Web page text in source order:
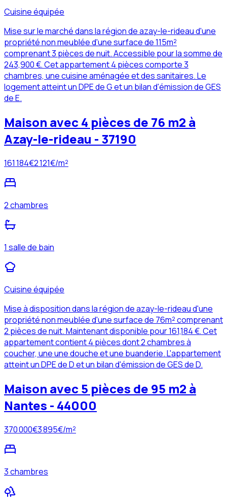
Cuisine équipée
Mise sur le marché dans la région de azay-le-rideau d'une
propriété non meublée d'une surface de 115m²
comprenant 3 pièces de nuit. Accessible pour la somme de
243,900 €. Cet appartement 4 pièces comporte 3
chambres, une cuisine aménagée et des sanitaires. Le
logement atteint un DPE de G et un bilan d'émission de GES
de E.
Maison avec 4 pièces de 76 m2 à
Azay-le-rideau - 37190
161 184€2 121€/m²
2 chambres
1 salle de bain
Cuisine équipée
Mise à disposition dans la région de azay-le-rideau d'une
propriété non meublée d'une surface de 76m² comprenant
2 pièces de nuit. Maintenant disponible pour 161,184 €. Cet
appartement contient 4 pièces dont 2 chambres à
coucher, une une douche et une buanderie. L'appartement
atteint un DPE de D et un bilan d'émission de GES de D.
Maison avec 5 pièces de 95 m2 à
Nantes - 44000
370 000€3 895€/m²
3 chambres